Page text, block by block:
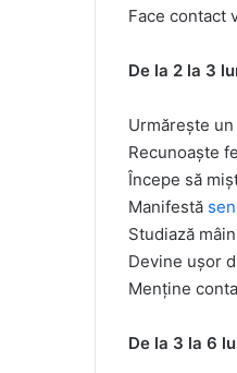
Face contact
De la 2 la 3
Urmărește
Recunoaște
Începe să
Manifestă
Studiază
Devine ușor
Menține
De la 3 la 6